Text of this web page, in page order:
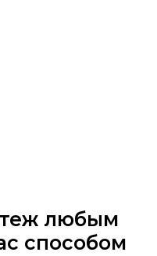
любым
способом